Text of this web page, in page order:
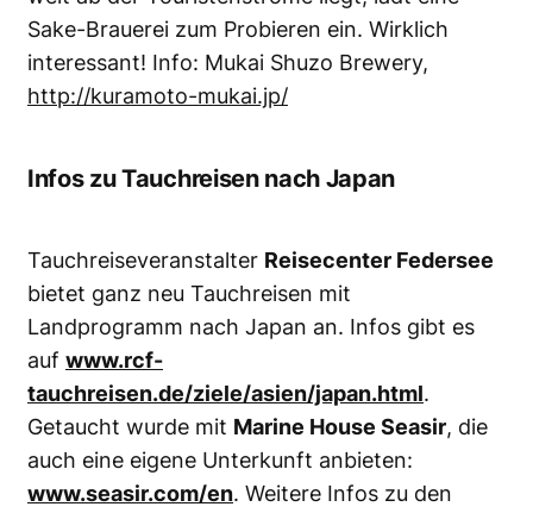
Sake-Brauerei zum Probieren ein. Wirklich
interessant! Info: Mukai Shuzo Brewery,
http://kuramoto-mukai.jp/
Infos zu Tauchreisen nach Japan
Tauchreiseveranstalter Reisecenter Federsee
bietet ganz neu Tauchreisen mit
Landprogramm nach Japan an. Infos gibt es
auf www.rcf-
tauchreisen.de/ziele/asien/japan.html.
Getaucht wurde mit Marine House Seasir, die
auch eine eigene Unterkunft anbieten:
www.seasir.com/en. Weitere Infos zu den